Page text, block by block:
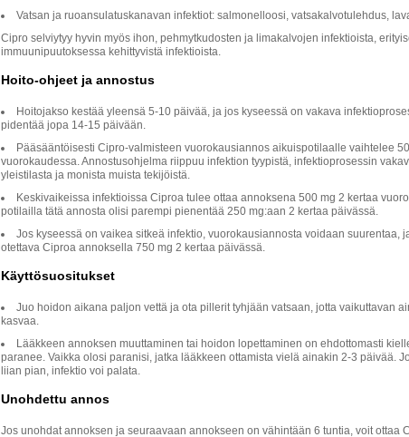
Vatsan ja ruoansulatuskanavan infektiot: salmonelloosi, vatsakalvotulehdus,
Cipro selviytyy hyvin myös ihon, pehmytkudosten ja limakalvojen infektioista,
immuunipuutoksessa kehittyvistä infektioista.
Hoito-ohjeet ja annostus
Hoitojakso kestää yleensä 5-10 päivää, ja jos kyseessä on vakava
pidentää jopa 14-15 päivään.
Pääsääntöisesti Cipro-valmisteen vuorokausiannos aikuispotilaalle vaihtelee
vuorokaudessa. Annostusohjelma riippuu infektion tyypistä, infektioprosessin
yleistilasta ja monista muista tekijöistä.
Keskivaikeissa infektioissa Ciproa tulee ottaa annoksena 500 mg 2 kertaa
potilailla tätä annosta olisi parempi pienentää 250 mg:aan 2 kertaa päivässä.
Jos kyseessä on vaikea sitkeä infektio, vuorokausiannosta voidaan suurentaa,
otettava Ciproa annoksella 750 mg 2 kertaa päivässä.
Käyttösuositukset
Juo hoidon aikana paljon vettä ja ota pillerit tyhjään vatsaan, jotta vaikuttavan
kasvaa.
Lääkkeen annoksen muuttaminen tai hoidon lopettaminen on ehdottomasti
paranee. Vaikka olosi paranisi, jatka lääkkeen ottamista vielä ainakin 2-3 päivää.
liian pian, infektio voi palata.
Unohdettu annos
Jos unohdat annoksen ja seuraavaan annokseen on vähintään 6 tuntia, voit ottaa